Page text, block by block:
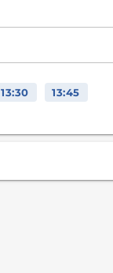
13:30 13:45